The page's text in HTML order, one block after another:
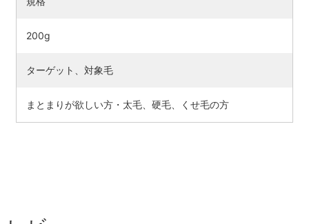
200g
ターゲット、対象毛
まとまりが欲しい方・太毛、硬毛、くせ毛の方